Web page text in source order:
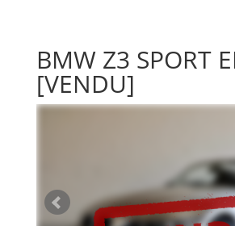
BMW Z3 SPORT
[VENDU]